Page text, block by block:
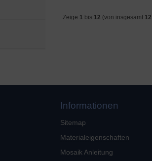
Zeige 1 bis 12 (von insgesamt 12
Informationen
Sitemap
Materialeigenschaften
Mosaik Anleitung